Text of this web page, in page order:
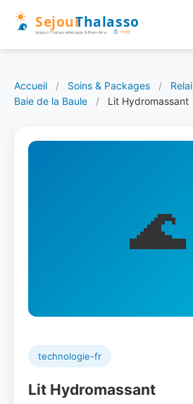
Accueil / Soins & Packages /
Baie de la Baule
/ Lit Hydromassant
🌊
technologie-fr
Lit Hydromassant